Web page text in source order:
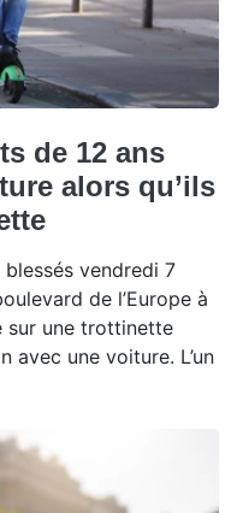
de 12 ans
alors qu’ils
vendredi 7
de l’Europe à
sur une trottinette
avec une voiture. L’un